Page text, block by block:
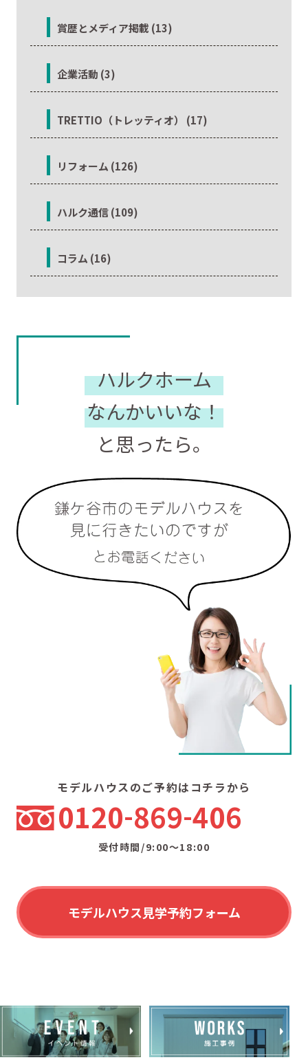
賞歴とメディア掲載 (13)
企業活動 (3)
TRETTIO（トレッティオ） (17)
リフォーム (126)
ハルク通信 (109)
コラム (16)
ハルクホーム
なんかいいな！
と思ったら。
モデルハウスのご予約はコチラから
0120 869 406
受付時間/9:00〜18:00
モデルハウス見学予約フォーム